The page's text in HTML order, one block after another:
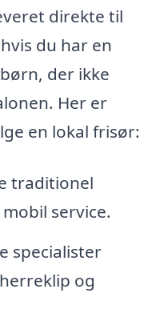
direkte til
du har en
der ikke
Her er
en lokal frisør:
traditionel
service.
specialister
og